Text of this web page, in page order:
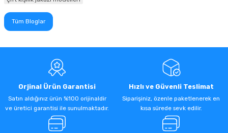
Tüm Bloglar
Orjinal Ürün Garantisi
Satın aldığınız ürün %100 orijinaldir
ve üretici garantisi ile sunulmaktadır.
Hızlı ve Güvenli Teslimat
Siparişiniz, özenle paketlenerek en
kısa sürede sevk edilir.